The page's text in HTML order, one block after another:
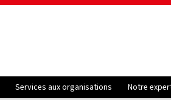
Services aux organisations Notre